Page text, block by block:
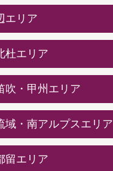
エリア
杜エリア
吹・甲州エリア
域・南アルプスエリア
留エリア